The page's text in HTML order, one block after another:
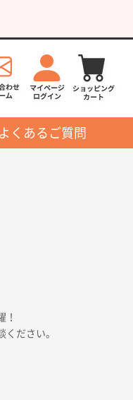
よくあるご質問
！
ださい。